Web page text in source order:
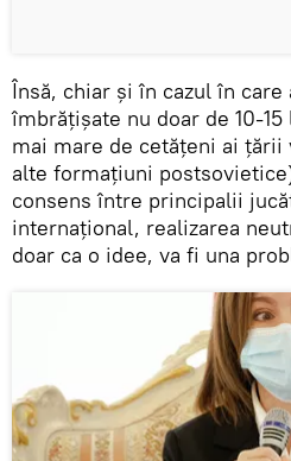
Însă, chiar și în cazul în
îmbrățișate nu doar de 10-
mai mare de cetățeni ai
alte formațiuni
consens între principalii
internațional, realizarea
doar ca o idee, va fi una